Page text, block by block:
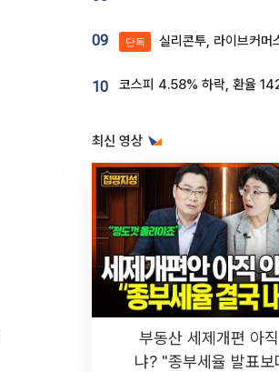
09 단독 실리콘투, 라이브커머스팀 신설…K뷰티 ‘글로벌 판
10
최신 영상
부동산 세제개편 아
냐? "종부세율 발표보